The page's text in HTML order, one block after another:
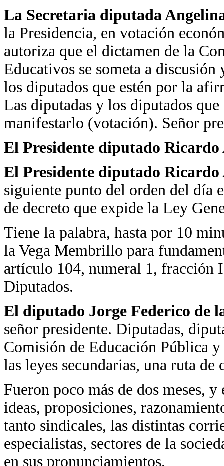
La Secretaria diputada
la Presidencia, en votación
autoriza que el dictamen de la
Educativos se someta a
los diputados que estén por la
Las diputadas y los diputados
manifestarlo (votación). Señor
El Presidente diputado
El Presidente diputado
siguiente punto del orden del día
de decreto que expide la Ley
Tiene la palabra, hasta por 10
la Vega Membrillo para
artículo 104, numeral 1, fracción
Diputados.
El diputado Jorge Federico de
señor presidente. Diputadas,
Comisión de Educación Pública
las leyes secundarias, una ruta
Fueron poco más de dos meses,
ideas, proposiciones,
tanto sindicales, las distintas
especialistas, sectores de la
en sus pronunciamientos.